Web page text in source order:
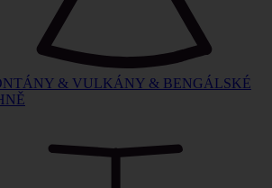
& VULKÁNY & BENGÁLSKÉ